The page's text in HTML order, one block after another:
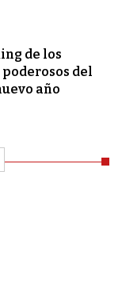
de los
del
año